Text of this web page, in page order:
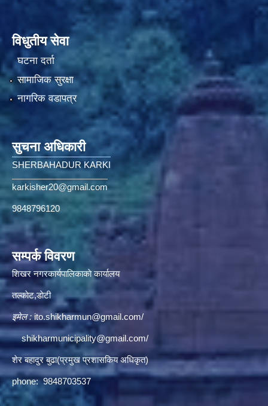
विधुतीय सेवा
घटना दर्ता
सामाजिक सुरक्षा
नागरिक वडापत्र
सुचना अधिकारी
SHERBAHADUR KARKI
karkisher20@gmail.com
9848796120
सम्पर्क विवरण
शिखर नगरकार्यपालिकाकाे कार्यालय
तल्काेट,डाेटी
इमेल :ito.shikharmun@gmail.com/
shikharmunicipality@gmail.com/
शेर बहादुर बुढा(प्रमुख प्रशासकिय अधिकृत)
phone: 9848703537